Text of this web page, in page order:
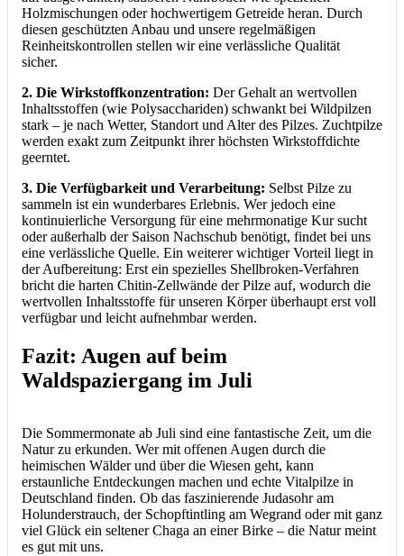
Holzmischungen oder hochwertigem Getreide heran. Durch
diesen geschützten Anbau und unsere regelmäßigen
Reinheitskontrollen stellen wir eine verlässliche Qualität
sicher.
2. Die Wirkstoffkonzentration: Der Gehalt an wertvollen
Inhaltsstoffen (wie Polysacchariden) schwankt bei Wildpilzen
stark – je nach Wetter, Standort und Alter des Pilzes. Zuchtpilze
werden exakt zum Zeitpunkt ihrer höchsten Wirkstoffdichte
geerntet.
3. Die Verfügbarkeit und Verarbeitung: Selbst Pilze zu
sammeln ist ein wunderbares Erlebnis. Wer jedoch eine
kontinuierliche Versorgung für eine mehrmonatige Kur sucht
oder außerhalb der Saison Nachschub benötigt, findet bei uns
eine verlässliche Quelle. Ein weiterer wichtiger Vorteil liegt in
der Aufbereitung: Erst ein spezielles Shellbroken-Verfahren
bricht die harten Chitin-Zellwände der Pilze auf, wodurch die
wertvollen Inhaltsstoffe für unseren Körper überhaupt erst voll
verfügbar und leicht aufnehmbar werden.
Fazit: Augen auf beim
Waldspaziergang im Juli
Die Sommermonate ab Juli sind eine fantastische Zeit, um die
Natur zu erkunden. Wer mit offenen Augen durch die
heimischen Wälder und über die Wiesen geht, kann
erstaunliche Entdeckungen machen und echte Vitalpilze in
Deutschland finden. Ob das faszinierende Judasohr am
Holunderstrauch, der Schopftintling am Wegrand oder mit ganz
viel Glück ein seltener Chaga an einer Birke – die Natur meint
es gut mit uns.